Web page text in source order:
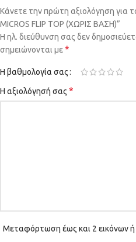
Κάνετε την πρώτη αξιολόγηση για
MICROS FLIP TOP (ΧΩΡΙΣ ΒΑΣΗ)”
Η ηλ. διεύθυνση σας δεν
σημειώνονται με*
Η βαθμολογία σας
Η αξιολόγησή σας *
Μεταφόρτωση έως και 2 εικόνων ή